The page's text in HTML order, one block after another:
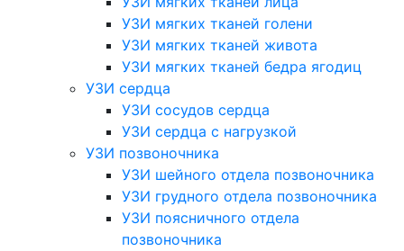
УЗИ мягких тканей голени
УЗИ мягких тканей живота
УЗИ мягких тканей бедра ягодиц
УЗИ сердца
УЗИ сосудов сердца
УЗИ сердца с нагрузкой
УЗИ позвоночника
УЗИ шейного отдела позвоночника
УЗИ грудного отдела позвоночника
УЗИ поясничного отдела
позвоночника